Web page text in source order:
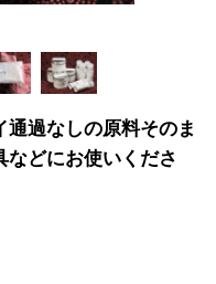
通過なしの原料そのま
などにお使いくださ